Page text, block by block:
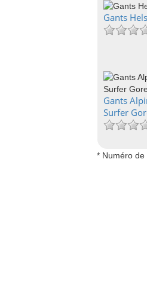
Gants
Gants
Surfer
* Numéro